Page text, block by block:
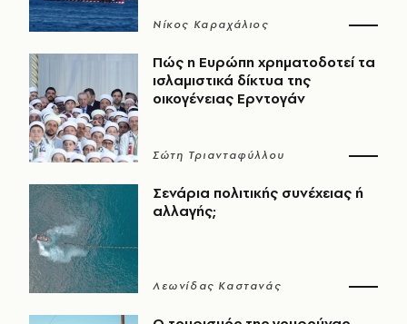
Νίκος Καραχάλιος
Πώς η Ευρώπη χρηματοδοτεί τα
ισλαμιστικά δίκτυα της
οικογένειας Ερντογάν
Σώτη Τριανταφύλλου
Σενάρια πολιτικής συνέχειας ή
αλλαγής;
Λεωνίδας Καστανάς